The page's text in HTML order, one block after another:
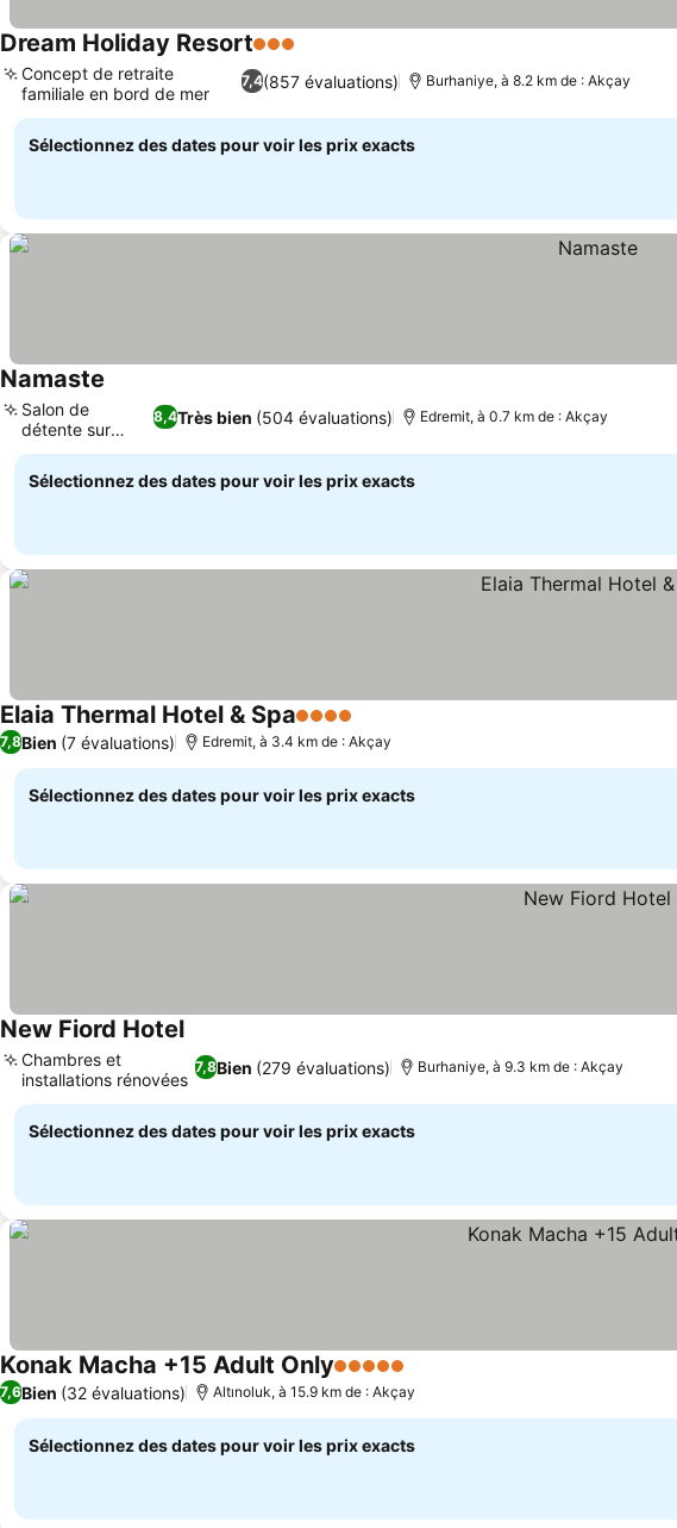
Dream Holiday Resort3 Étoiles
7,4(857 évaluations)
Concept de retraite
familiale en bord de mer
Burhaniye, à 8.2 km de : Akçay
Sélectionnez des dates pour voir les prix exacts
Namaste
8,4Très bien (504 évaluations)
Salon de
détente sur
place
Edremit, à 0.7 km de : Akçay
Sélectionnez des dates pour voir les prix exacts
Elaia Thermal Hotel & Spa4 Étoiles
7,8Bien (7 évaluations) Edremit, à 3.4 km de : Akçay
Sélectionnez des dates pour voir les prix exacts
New Fiord Hotel
7,8Bien (279 évaluations)
Chambres et
installations rénovées
Burhaniye, à 9.3 km de : Akçay
Sélectionnez des dates pour voir les prix exacts
Konak Macha +15 Adult Only5 Étoiles
7,6Bien (32 évaluations) Altınoluk, à 15.9 km de : Akçay
Sélectionnez des dates pour voir les prix exacts